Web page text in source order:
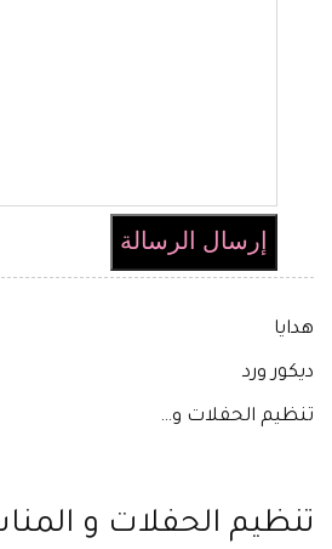
إرسال الرسالة
هدايا
ديكور ورد
تنظيم الحفلات و…
تنظيم الحفلات و